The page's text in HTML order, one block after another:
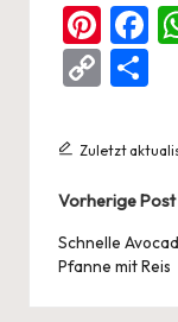
Pi
nt
er
es
F
e
o
o
C
p
y
Li
n
k
n
Zuletzt
Post
Vorherige Post
Schnelle
Pfanne mit Reis